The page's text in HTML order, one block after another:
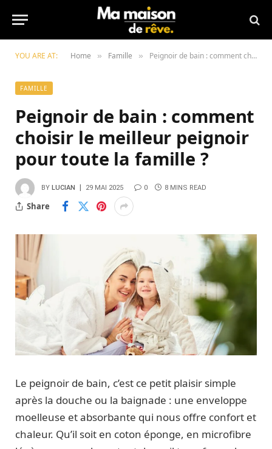
YOU ARE AT: Home » Famille » Peignoir de bain : comment choisir le meilleur peignoir pour toute la famille ?
FAMILLE
Peignoir de bain : comment
choisir le meilleur peignoir
pour toute la famille ?
BY LUCIAN 29 MAI 2025 0 8 MINS READ
Share
Le peignoir de bain, c’est ce petit plaisir simple
après la douche ou la baignade : une enveloppe
moelleuse et absorbante qui nous offre confort et
chaleur. Qu’il soit en coton éponge, en microfibre